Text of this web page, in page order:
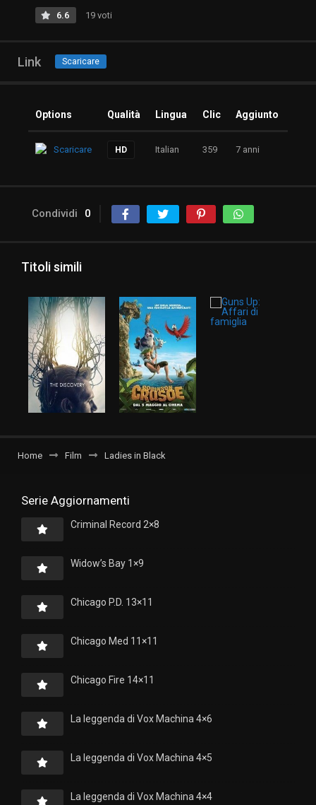
6.6 19 voti
Link Scaricare
Options Qualità Lingua Clic Aggiunto
Scaricare HD Italian 359 7 anni
Condividi 0
Titoli simili
Home Film Ladies in Black
Serie Aggiornamenti
Criminal Record 2×8
Widow’s Bay 1×9
Chicago P.D. 13×11
Chicago Med 11×11
Chicago Fire 14×11
La leggenda di Vox Machina 4×6
La leggenda di Vox Machina 4×5
La leggenda di Vox Machina 4×4